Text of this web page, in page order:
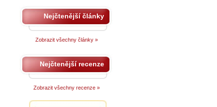
Nejčtenější články
Zobrazit všechny články »
Nejčtenější recenze
Zobrazit všechny recenze »